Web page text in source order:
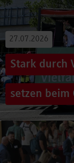
27.07.2026
Stark durch
setzen beim
Hunderttausende
Stuttgarter
Truck, eine große…